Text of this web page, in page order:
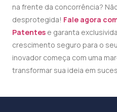
na frente da concorrência?
desprotegida! Fale agora
Patentes e garanta
crescimento seguro para o
inovador começa com uma
transformar sua ideia em